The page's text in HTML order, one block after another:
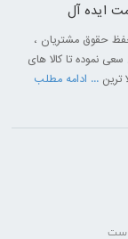
ایده آل
حقوق مشتریان ،
نموده تا کالا های
ترین ... ادامه مطلب